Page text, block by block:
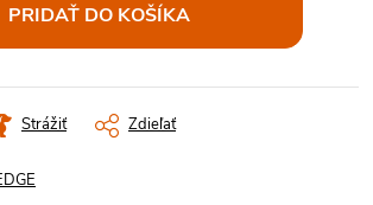
PRIDAŤ DO KOŠÍKA
Strážiť Zdieľať